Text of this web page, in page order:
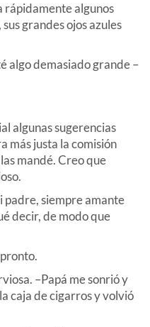
rápidamente algunos
grandes ojos azules
algo demasiado grande –
algunas sugerencias
más justa la comisión
mandé. Creo que
padre, siempre amante
decir, de modo que
–Papá me sonrió y
caja de cigarros y volvió